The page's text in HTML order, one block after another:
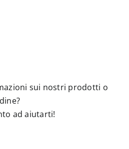
sui nostri prodotti o
ad aiutarti!